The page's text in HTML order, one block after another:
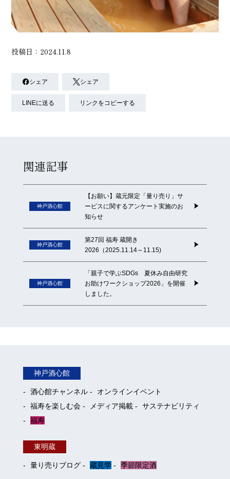
投稿日：2024.11.8
シェア シェア
LINEに送る リンクをコピーする
関連記事
神戸酒心館
【お願い】蔵元限定「量り売り」サ
ービスに関するアンケート実施のお
知らせ
神戸酒心館
第27回 福寿 蔵開き
2026（2025.11.14～11.15)
神戸酒心館
「親子で学ぶSDGs 夏休み自由研究
お助けワークショップ2026」を開催
しました。
神戸酒心館
酒心館チャンネル
オンラインイベント
福寿を楽しむ会
メディア掲載
サステナビリティ
福寿
東明蔵
量り売りブログ 蔵見学 季節限定酒